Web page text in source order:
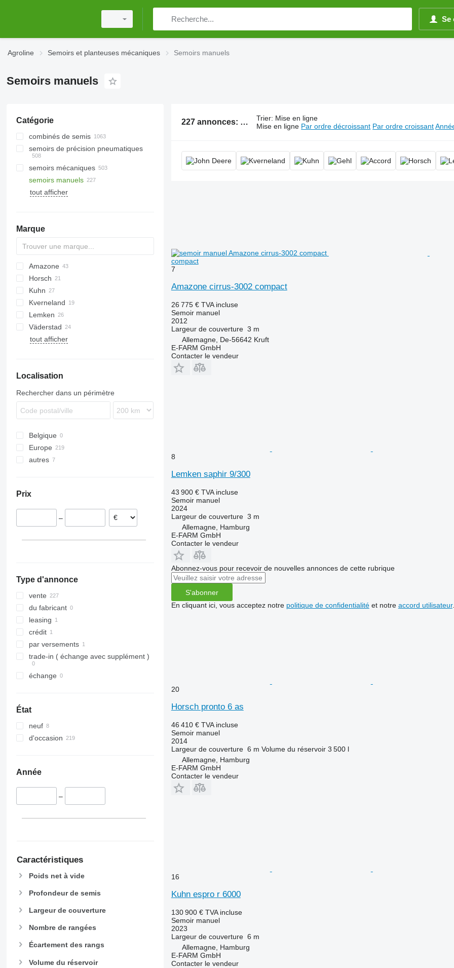
Se
Agroline Semoirs et planteuses mécaniques Semoirs manuels
Semoirs manuels
Catégorie
combinés de semis
semoirs de précision pneumatiques
semoirs mécaniques
semoirs manuels
tout afficher
Marque
DA
Amazone
AD
Cataya
Centaya
Cirrus
Citan
Condor
KE
Precea
Primera DMC
Ferti-Box FB
Falcon
Horsch
Avatar
Express
Maestro
Pronto
Serto
740A
Kuhn
Espro
HR
HRB
Maxima
Venta
Kverneland
Accord
Optima
U-Drill
Ultima
Lemken
Compact-Solitair
Heliodor
Solitair
DC
DM
NG
NS
Aerosem
Lion
POLONEZ
DZ
Väderstad
Rapid
tout afficher
Localisation
Rechercher dans un périmètre
Belgique
Europe
Allemagne
Danemark
Hongrie
autres
Prix
–
Type d'annonce
vente
du fabricant
leasing
crédit
par versements
trade-in ( échange avec supplément )
échange
État
neuf
d'occasion
Année
–
Caractéristiques
Poids net à vide
Profondeur de semis
Largeur de couverture
Nombre de rangées
Écartement des rangs
Volume du réservoir
227 annonces:
Semoirs manuels, semoir à main, semoir maraîcher
Trier: Mise en ligne
Mise en ligne Par ordre décroissant Par ordre croissant
compact
7
Amazone cirrus-3002 compact
26 775 € TVA incluse
Semoir manuel
2012
Largeur de couverture 3 m
Allemagne, De-56642 Kruft
E-FARM GmbH
Contacter le vendeur
8
Lemken saphir 9/300
43 900 € TVA incluse
Semoir manuel
2024
Largeur de couverture 3 m
Allemagne, Hamburg
E-FARM GmbH
Contacter le vendeur
Abonnez-vous pour recevoir de nouvelles annonces de cette rubrique
S'abonner
En cliquant ici, vous acceptez notre politique de confidentialitéet notre accord utilisateur.
20
Horsch pronto 6 as
46 410 € TVA incluse
Semoir manuel
2014
Largeur de couverture 6 m Volume du réservoir 3 500 l
Allemagne, Hamburg
E-FARM GmbH
Contacter le vendeur
16
Kuhn espro r 6000
130 900 € TVA incluse
Semoir manuel
2023
Largeur de couverture 6 m
Allemagne, Hamburg
E-FARM GmbH
Contacter le vendeur